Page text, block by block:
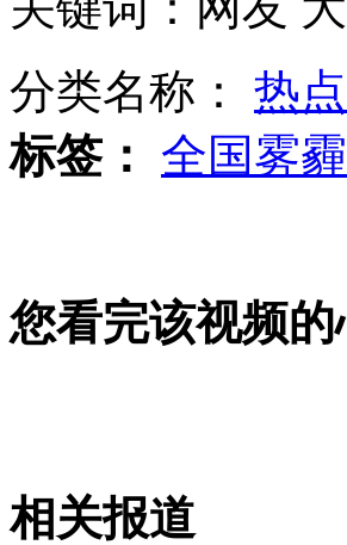
实拍:男子欲跳楼被旁人一脚踢下
实拍女子跌落被卡 消防员割墙营救
山西运城恶犬咬伤多人 警民合力深
分类名称： 热
标签：
全国雾
您看完该视频的
相关报道